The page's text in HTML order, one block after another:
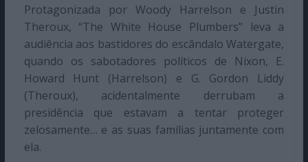
Protagonizada por Woody Harrelson e Justin
Theroux, “The White House Plumbers” leva a
audiência aos bastidores do escândalo Watergate,
quando os sabotadores políticos de Nixon, E.
Howard Hunt (Harrelson) e G. Gordon Liddy
(Theroux), acidentalmente derrubam a
presidência que estavam a tentar proteger
zelosamente… e as suas famílias juntamente com
ela.